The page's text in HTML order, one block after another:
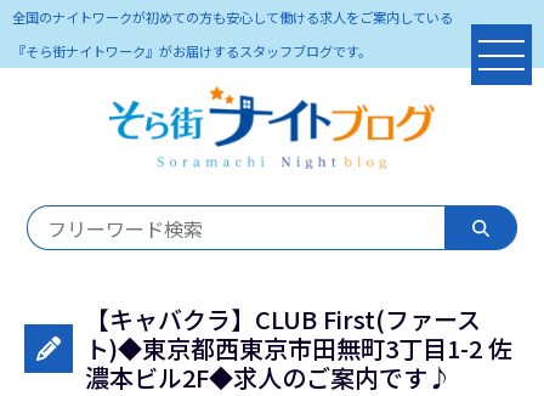
全国のナイトワークが初めての方も安心して働ける求人をご案内している
『そら街ナイトワーク』がお届けするスタッフブログです。
【キャバクラ】CLUB First(ファース
ト)◆東京都西東京市田無町3丁目1-2 佐
濃本ビル2F◆求人のご案内です♪